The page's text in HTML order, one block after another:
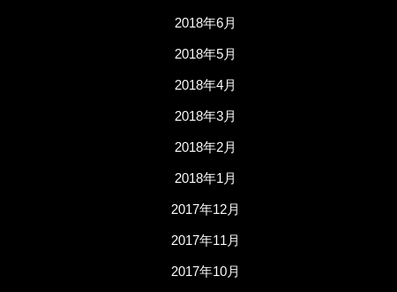
2018年6月
2018年5月
2018年4月
2018年3月
2018年2月
2018年1月
2017年12月
2017年11月
2017年10月